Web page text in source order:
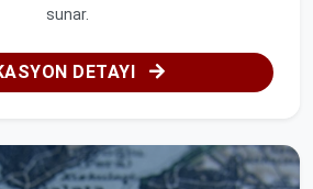
sunar.
DETAYI